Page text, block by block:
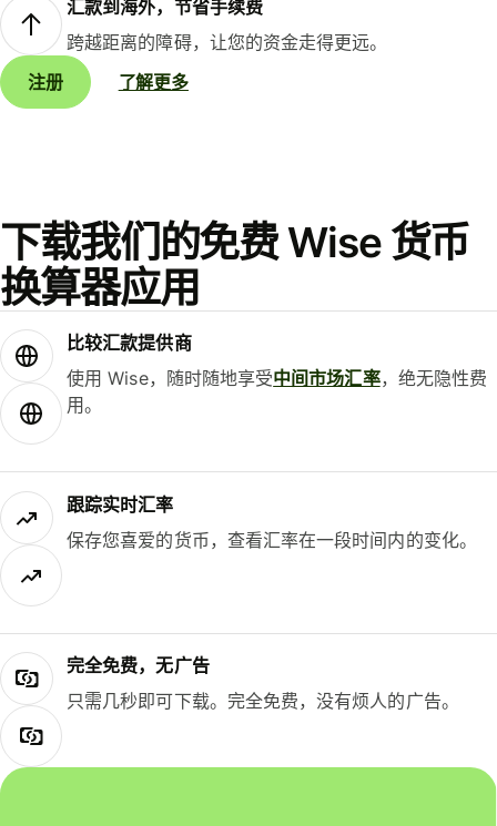
汇款到海外，节省手续费
跨越距离的障碍，让您的资金走得更远。
注册
了解更多
下载我们的免费 Wise 货币
换算器应用
比较汇款提供商
使用 Wise，随时随地享受中间市场汇率，绝无隐性费
用。
跟踪实时汇率
保存您喜爱的货币，查看汇率在一段时间内的变化。
完全免费，无广告
只需几秒即可下载。完全免费，没有烦人的广告。